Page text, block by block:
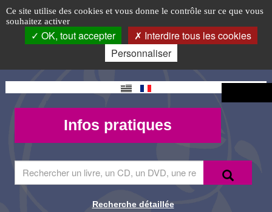
Panneau de gestion des cookies
Ce site utilise des cookies et vous donne le contrôle sur ce que vous
souhaitez activer
OK, tout accepter
Interdire tous les cookies
Personnaliser
Accéder
au
menu
principal
Accéder
au
contenu
Accéder
à
connexion
Accueil
Médiathèque
de
Guingamp
Logo
top-
Changement
de langue
Mon
compte -
Infos
pratiques
Infos pratiques
Recherche
Recherche détaillée